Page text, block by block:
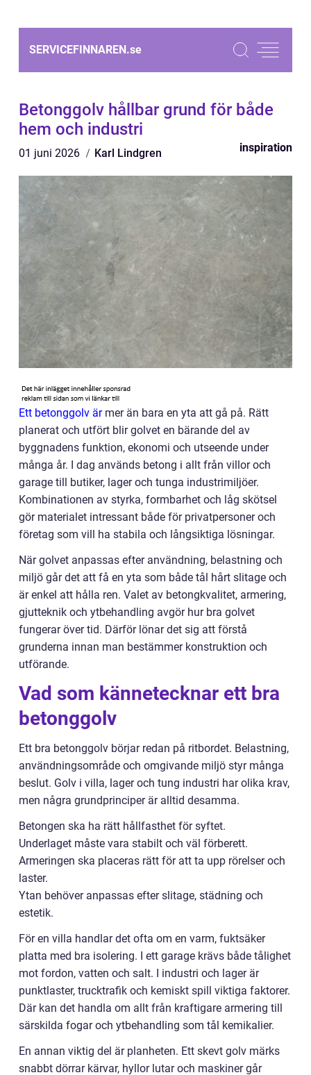
SERVICEFINNAREN.se
Betonggolv hållbar grund för både
hem och industri
01 juni 2026 Karl Lindgren inspiration
Ett betonggolv ärmer än bara en yta att gå på. Rätt
planerat och utfört blir golvet en bärande del av
byggnadens funktion, ekonomi och utseende under
många år. I dag används betong i allt från villor och
garage till butiker, lager och tunga industrimiljöer.
Kombinationen av styrka, formbarhet och låg skötsel
gör materialet intressant både för privatpersoner och
företag som vill ha stabila och långsiktiga lösningar.
När golvet anpassas efter användning, belastning och
miljö går det att få en yta som både tål hårt slitage och
är enkel att hålla ren. Valet av betongkvalitet, armering,
gjutteknik och ytbehandling avgör hur bra golvet
fungerar över tid. Därför lönar det sig att förstå
grunderna innan man bestämmer konstruktion och
utförande.
Vad som kännetecknar ett bra
betonggolv
Ett bra betonggolv börjar redan på ritbordet. Belastning,
användningsområde och omgivande miljö styr många
beslut. Golv i villa, lager och tung industri har olika krav,
men några grundprinciper är alltid desamma.
Betongen ska ha rätt hållfasthet för syftet.
Underlaget måste vara stabilt och väl förberett.
Armeringen ska placeras rätt för att ta upp rörelser och
laster.
Ytan behöver anpassas efter slitage, städning och
estetik.
För en villa handlar det ofta om en varm, fuktsäker
platta med bra isolering. I ett garage krävs både tålighet
mot fordon, vatten och salt. I industri och lager är
punktlaster, trucktrafik och kemiskt spill viktiga faktorer.
Där kan det handla om allt från kraftigare armering till
särskilda fogar och ytbehandling som tål kemikalier.
En annan viktig del är planheten. Ett skevt golv märks
snabbt dörrar kärvar, hyllor lutar och maskiner går